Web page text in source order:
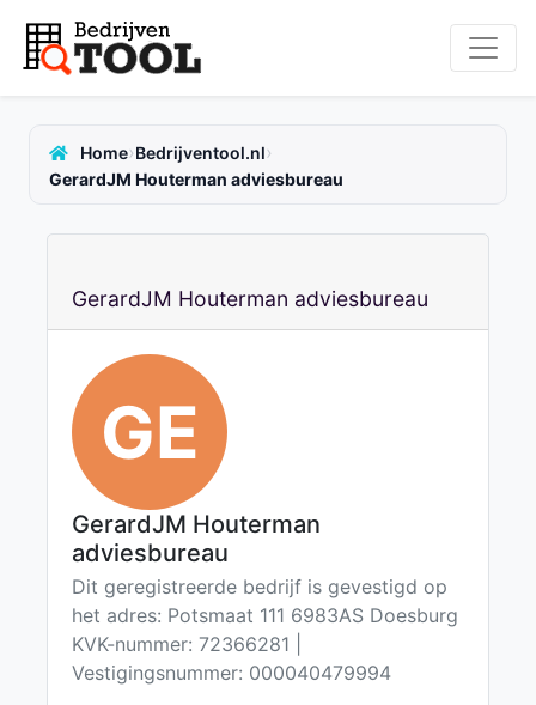
Home›Bedrijventool.nl›
GerardJM Houterman adviesbureau
GerardJM Houterman adviesbureau
GE
GerardJM Houterman
adviesbureau
Dit geregistreerde bedrijf is gevestigd op
het adres: Potsmaat 111 6983AS Doesburg
KVK-nummer: 72366281 |
Vestigingsnummer: 000040479994